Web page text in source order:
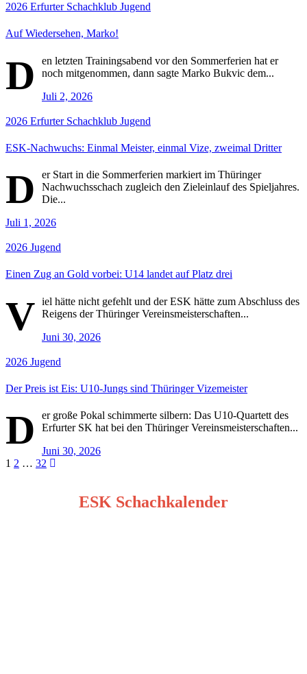
2026 Erfurter Schachklub Jugend
Auf Wiedersehen, Marko!
D
en letzten Trainingsabend vor den Sommerferien hat er
noch mitgenommen, dann sagte Marko Bukvic dem...
Juli 2, 2026
2026 Erfurter Schachklub Jugend
ESK-Nachwuchs: Einmal Meister, einmal Vize, zweimal Dritter
D
er Start in die Sommerferien markiert im Thüringer
Nachwuchsschach zugleich den Zieleinlauf des Spieljahres.
Die...
Juli 1, 2026
2026 Jugend
Einen Zug an Gold vorbei: U14 landet auf Platz drei
V iel hätte nicht gefehlt und der ESK hätte zum Abschluss des
Reigens der Thüringer Vereinsmeisterschaften...
Juni 30, 2026
2026 Jugend
Der Preis ist Eis: U10-Jungs sind Thüringer Vizemeister
D
er große Pokal schimmerte silbern: Das U10-Quartett des
Erfurter SK hat bei den Thüringer Vereinsmeisterschaften...
Juni 30, 2026
Seitennummerierung
1 2 … 32
ESK Schachkalender